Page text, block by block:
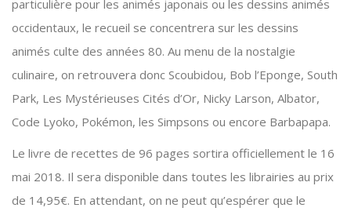
particulière pour les animés japonais ou les dessins animés
occidentaux, le recueil se concentrera sur les dessins
animés culte des années 80. Au menu de la nostalgie
culinaire, on retrouvera donc Scoubidou, Bob l’Eponge, South
Park, Les Mystérieuses Cités d’Or, Nicky Larson, Albator,
Code Lyoko, Pokémon, les Simpsons ou encore Barbapapa.
Le livre de recettes de 96 pages sortira officiellement le 16
mai 2018. Il sera disponible dans toutes les librairies au prix
de 14,95€. En attendant, on ne peut qu’espérer que le